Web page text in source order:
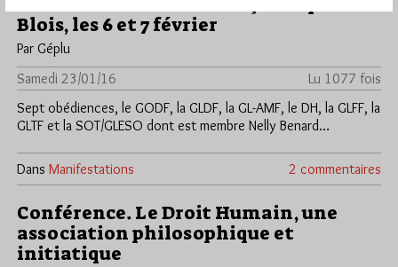
Blois, les 6 et 7 février
Par Géplu
Samedi 23/01/16
Lu 1077 fois
Sept obédiences, le GODF, la GLDF, la GL-AMF, le DH, la GLFF, la
GLTF et la SOT/GLESO dont est membre Nelly Benard…
Dans Manifestations 2 commentaires
Conférence. Le Droit Humain, une
association philosophique et
initiatique